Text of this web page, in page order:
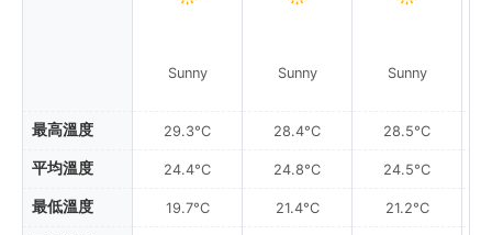
最高溫度
平均溫度
最低溫度
Sunny
29.3°C
24.4°C
19.7°C
Sunny
28.4°C
24.8°C
21.4°C
Sunny
28.5°C
24.5°C
21.2°C